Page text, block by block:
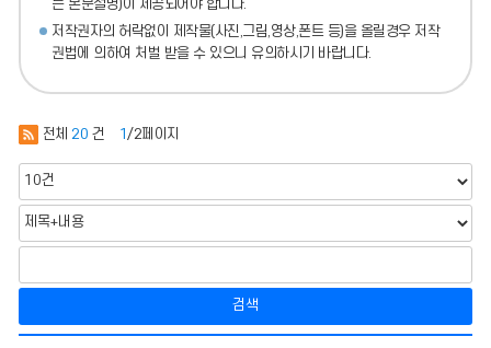
는 본문설명)이 제공되어야 합니다.
저작권자의 허락없이 제작물(사진,그림,영상,폰트 등)을 올릴경우 저작
권법에 의하여 처벌 받을 수 있으니 유의하시기 바랍니다.
전체 20 건 1 /2페이지
검색